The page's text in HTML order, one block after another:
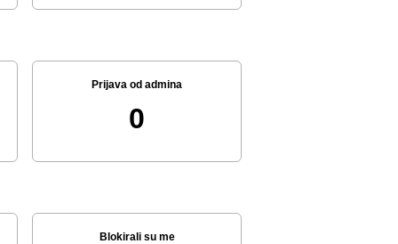
Prijava od admina
0
Blokirali su me